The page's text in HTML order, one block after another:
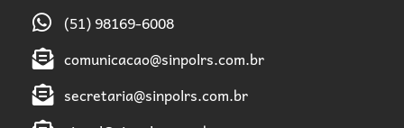
(51) 98169-6008
comunicacao@sinpolrs.com.br
secretaria@sinpolrs.com.br